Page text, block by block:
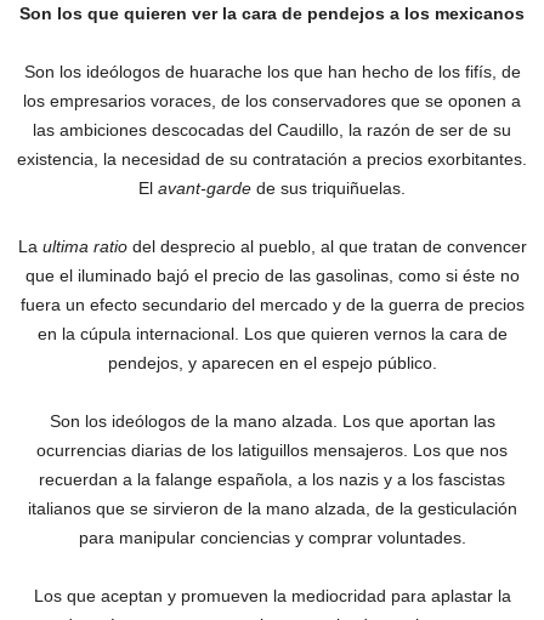
Son los que quieren ver la cara de pendejos a los mexicanos
Son los ideólogos de huarache los que han hecho de los fifís, de
los empresarios voraces, de los conservadores que se oponen a
las ambiciones descocadas del Caudillo, la razón de ser de su
existencia, la necesidad de su contratación a precios exorbitantes.‎
El avant-garde de sus triquiñuelas.
La ultima ratiodel desprecio al pueblo, al que tratan de convencer
que el iluminado bajó el precio de las gasolinas, como si éste no
fuera un efecto secundario del mercado y de la guerra de precios
en la cúpula internacional. Los que quieren vernos la cara de
pendejos, y aparecen en el espejo público.
Son los ideólogos de la mano alzada. Los que aportan las
ocurrencias diarias de los latiguillos mensajeros. Los que nos
recuerdan a la falange española, a los nazis y a los fascistas
italianos que se sirvieron de la mano alzada, de la gesticulación
para manipular conciencias y comprar voluntades.
Los que aceptan y promueven la mediocridad para aplastar la